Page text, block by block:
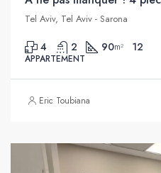
Tel Aviv, Tel Aviv - Sarona
4 2 90m² 12
APPARTEMENT
Eric Toubiana